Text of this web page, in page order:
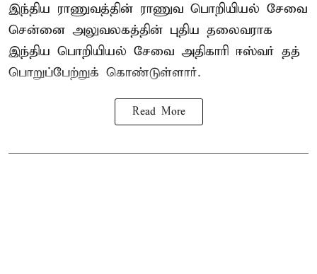
இந்திய ராணுவத்தின் ராணுவ பொறியியல் சேவை
சென்னை அலுவலகத்தின் புதிய தலைவராக
இந்திய பொறியியல் சேவை அதிகாரி ஈஸ்வர் தத்
பொறுப்பேற்றுக் கொண்டுள்ளார்.
Read More